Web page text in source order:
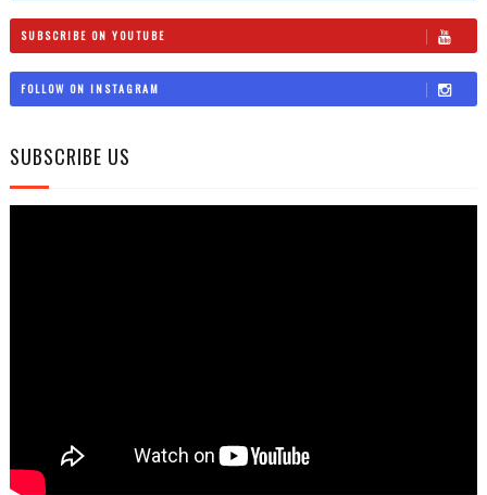
SUBSCRIBE ON YOUTUBE
FOLLOW ON INSTAGRAM
SUBSCRIBE US